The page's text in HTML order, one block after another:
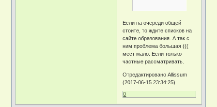
Если на очереди общей
стоите, то ждите списков на
сайте образования. А так с
ним проблема большая (((
мест мало. Если только
частные рассматривать.
Отредактировано Allissum
(2017-06-15 23:34:25)
0